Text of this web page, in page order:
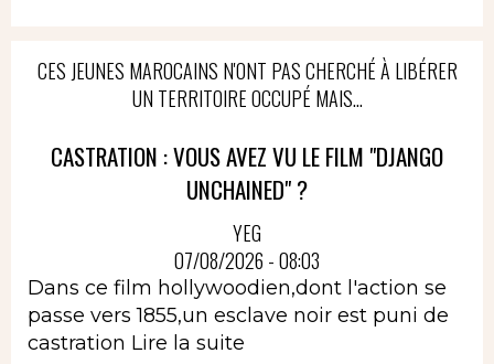
CES JEUNES MAROCAINS N'ONT PAS CHERCHÉ À LIBÉRER
UN TERRITOIRE OCCUPÉ MAIS...
CASTRATION : VOUS AVEZ VU LE FILM "DJANGO
UNCHAINED" ?
YEG
07/08/2026 - 08:03
Dans ce film hollywoodien,dont l'action se
passe vers 1855,un esclave noir est puni de
castration Lire la suite